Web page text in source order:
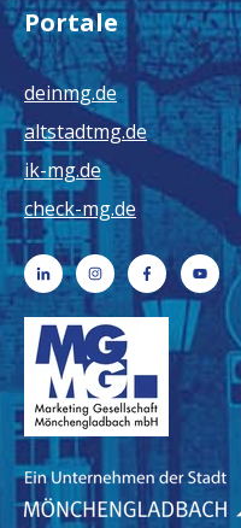
Portale
deinmg.de
altstadtmg.de
ik-mg.de
check-mg.de